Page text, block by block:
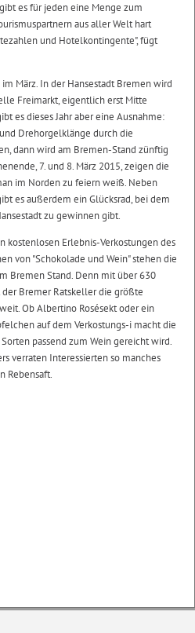
es für jeden eine Menge zum
aus aller Welt hart
und Hotelkontingente", fügt
März. In der Hansestadt Bremen wird
Freimarkt, eigentlich erst Mitte
es dieses Jahr aber eine Ausnahme:
Drehorgelklänge durch die
dann wird am Bremen-Stand zünftig
7. und 8. März 2015, zeigen die
im Norden zu feiern weiß. Neben
es außerdem ein Glücksrad, bei dem
zu gewinnen gibt.
kostenlosen Erlebnis-Verkostungen des
von "Schokolade und Wein" stehen die
Bremen Stand. Denn mit über 630
Bremer Ratskeller die größte
Ob Albertino Rosésekt oder ein
auf dem Verkostungs-i macht die
passend zum Wein gereicht wird.
verraten Interessierten so manches
Rebensaft.